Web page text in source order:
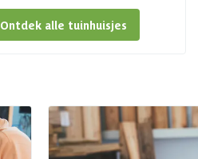
Ontdek alle tuinhuisjes